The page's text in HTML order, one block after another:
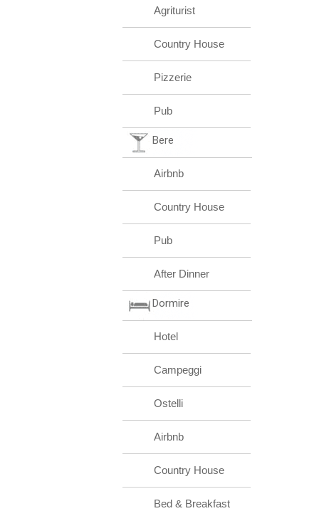
Agriturist
Country House
Pizzerie
Pub
Bere
Airbnb
Country House
Pub
After Dinner
Dormire
Hotel
Campeggi
Ostelli
Airbnb
Country House
Bed & Breakfast